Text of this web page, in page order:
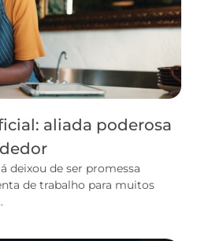
aliada poderosa
deixou de ser promessa
de trabalho para muitos